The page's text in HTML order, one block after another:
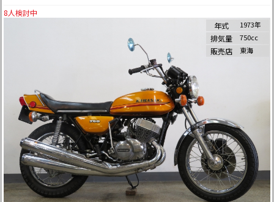
8人検討中
年式 1973年
排気量 750cc
販売店 東海